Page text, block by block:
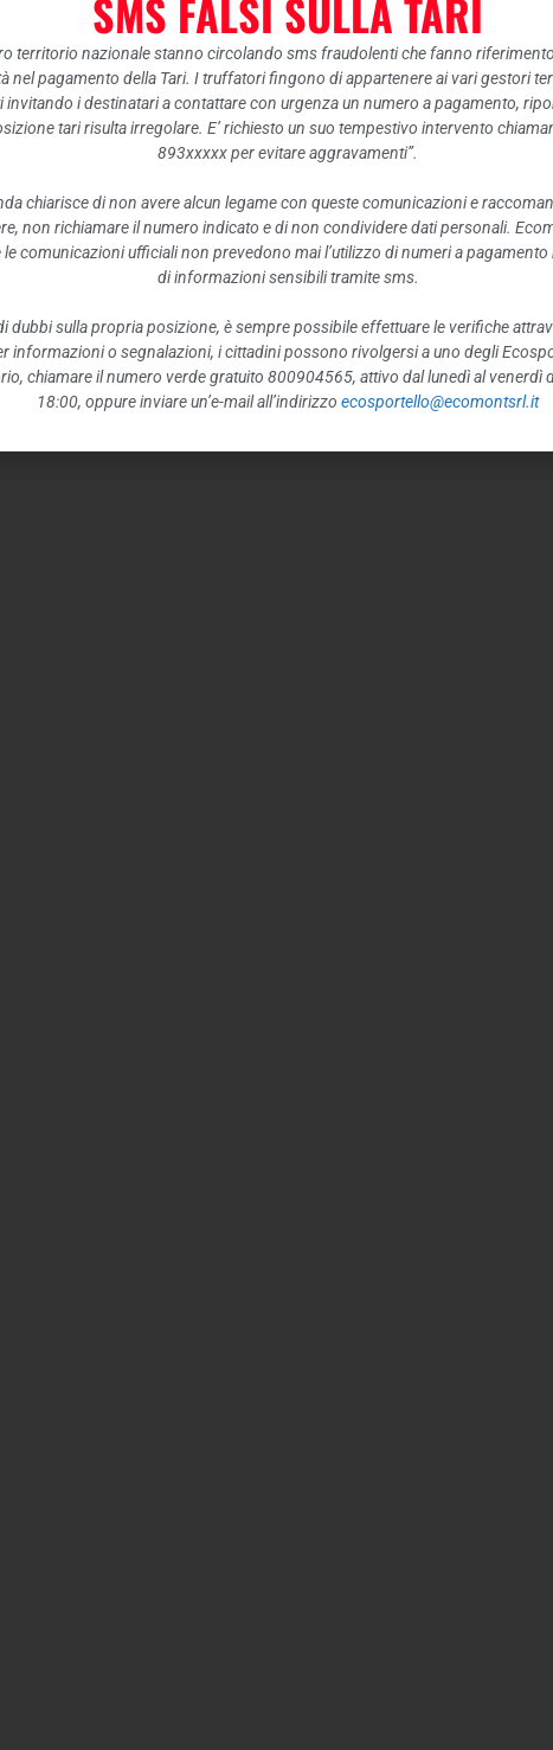
SMS FALSI SULLA TARI
territorio nazionale stanno circolando sms fraudolenti che fanno
nel pagamento della Tari. I truffatori fingono di appartenere ai vari gestori
invitando i destinatari a contattare con urgenza un numero a pagamento,
tari risulta irregolare. E’ richiesto un suo tempestivo intervento
893xxxxx per evitare aggravamenti”.
chiarisce di non avere alcun legame con queste comunicazioni e
non richiamare il numero indicato e di non condividere dati personali.
le comunicazioni ufficiali non prevedono mai l’utilizzo di numeri a pagamento
di informazioni sensibili tramite sms.
dubbi sulla propria posizione, è sempre possibile effettuare le verifiche
informazioni o segnalazioni, i cittadini possono rivolgersi a uno degli
chiamare il numero verde gratuito 800904565, attivo dal lunedì al venerdì
18:00, oppure inviare un’e-mail all’indirizzo ecosportello@ecomontsrl.it